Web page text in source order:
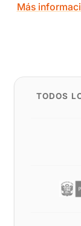
Más
TODOS